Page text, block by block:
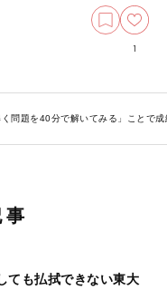
1
く問題を40分で解いてみる」ことで
事
ても払拭できない東大